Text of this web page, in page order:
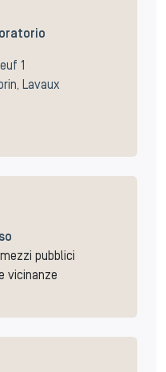
1
Lavaux
pubblici
vicinanze